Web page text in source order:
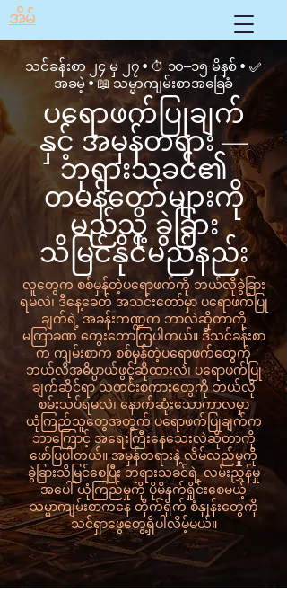
အိမ်
သင်ခန်းစာ ၂၄ မှ ၂၇ • ⏱ ၁၀–၁၅ မိနစ် • ✅
အခမဲ့ • 📖 သမ္မာကျမ်းစာအခြေခံ
ပရောဖက်ပြုချက်
နှင့် အမှန်တရား —
ဘုရားသခင်၏
တမန်တော်များကို
မည်သို့ ခွဲခြား
သိမြင်နိုင်မည်နည်း
လူတွေက စစ်မှန်တဲ့ပရောဖက်ကို ဘယ်လိုခွဲခြား
ရမလဲ၊ ဒီနေ့ခေတ် အသင်းတော်မှာ ပရောဖက်ပြု
ချက်ရဲ့ အခန်းကဏ္ဍက ဘာလဲဆိုတာကို
မကြာခဏ တွေးတောကြပါတယ်။ ဒီသင်ခန်းစာ
က ကျမ်းစာက စစ်မှန်တဲ့ပရောဖက်တွေကို
ဘယ်လိုအဓိပ္ပာယ်ဖွင့်ဆိုထားလဲ၊ ပရောဖက်ပြု
ချက်ဆိုင်ရာ သတင်းစကားတွေကို ဘယ်လို
စမ်းသပ်ရမလဲ၊ နောက်ဆုံးသောကာလမှာ
ယုံကြည်သူတွေအတွက် ပရောဖက်ပြုချက်က
ဘာကြောင့် အရေးကြီးနေသေးလဲဆိုတာကို
ဖော်ပြပါတယ်။ အမှန်တရားနဲ့ လိမ်လည်မှုကို
ခွဲခြားသိမြင်စေပြီး ဘုရားသခင်ရဲ့ လမ်းညွှန်မှု
အပေါ် ယုံကြည်မှုကို ပိုမိုနက်ရှိုင်းစေမယ့်
သမ္မာကျမ်းစာကနေ တိုက်ရိုက် စံနှုန်းတွေကို
သင်ရှာဖွေတွေ့ရှိပါလိမ့်မယ်။